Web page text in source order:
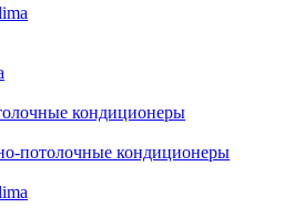
кондиционеры
потолочные кондиционеры